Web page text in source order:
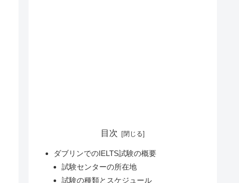
目次
ダブリンでのIELTS試験の概要
試験センターの所在地
試験の種類とスケジュール